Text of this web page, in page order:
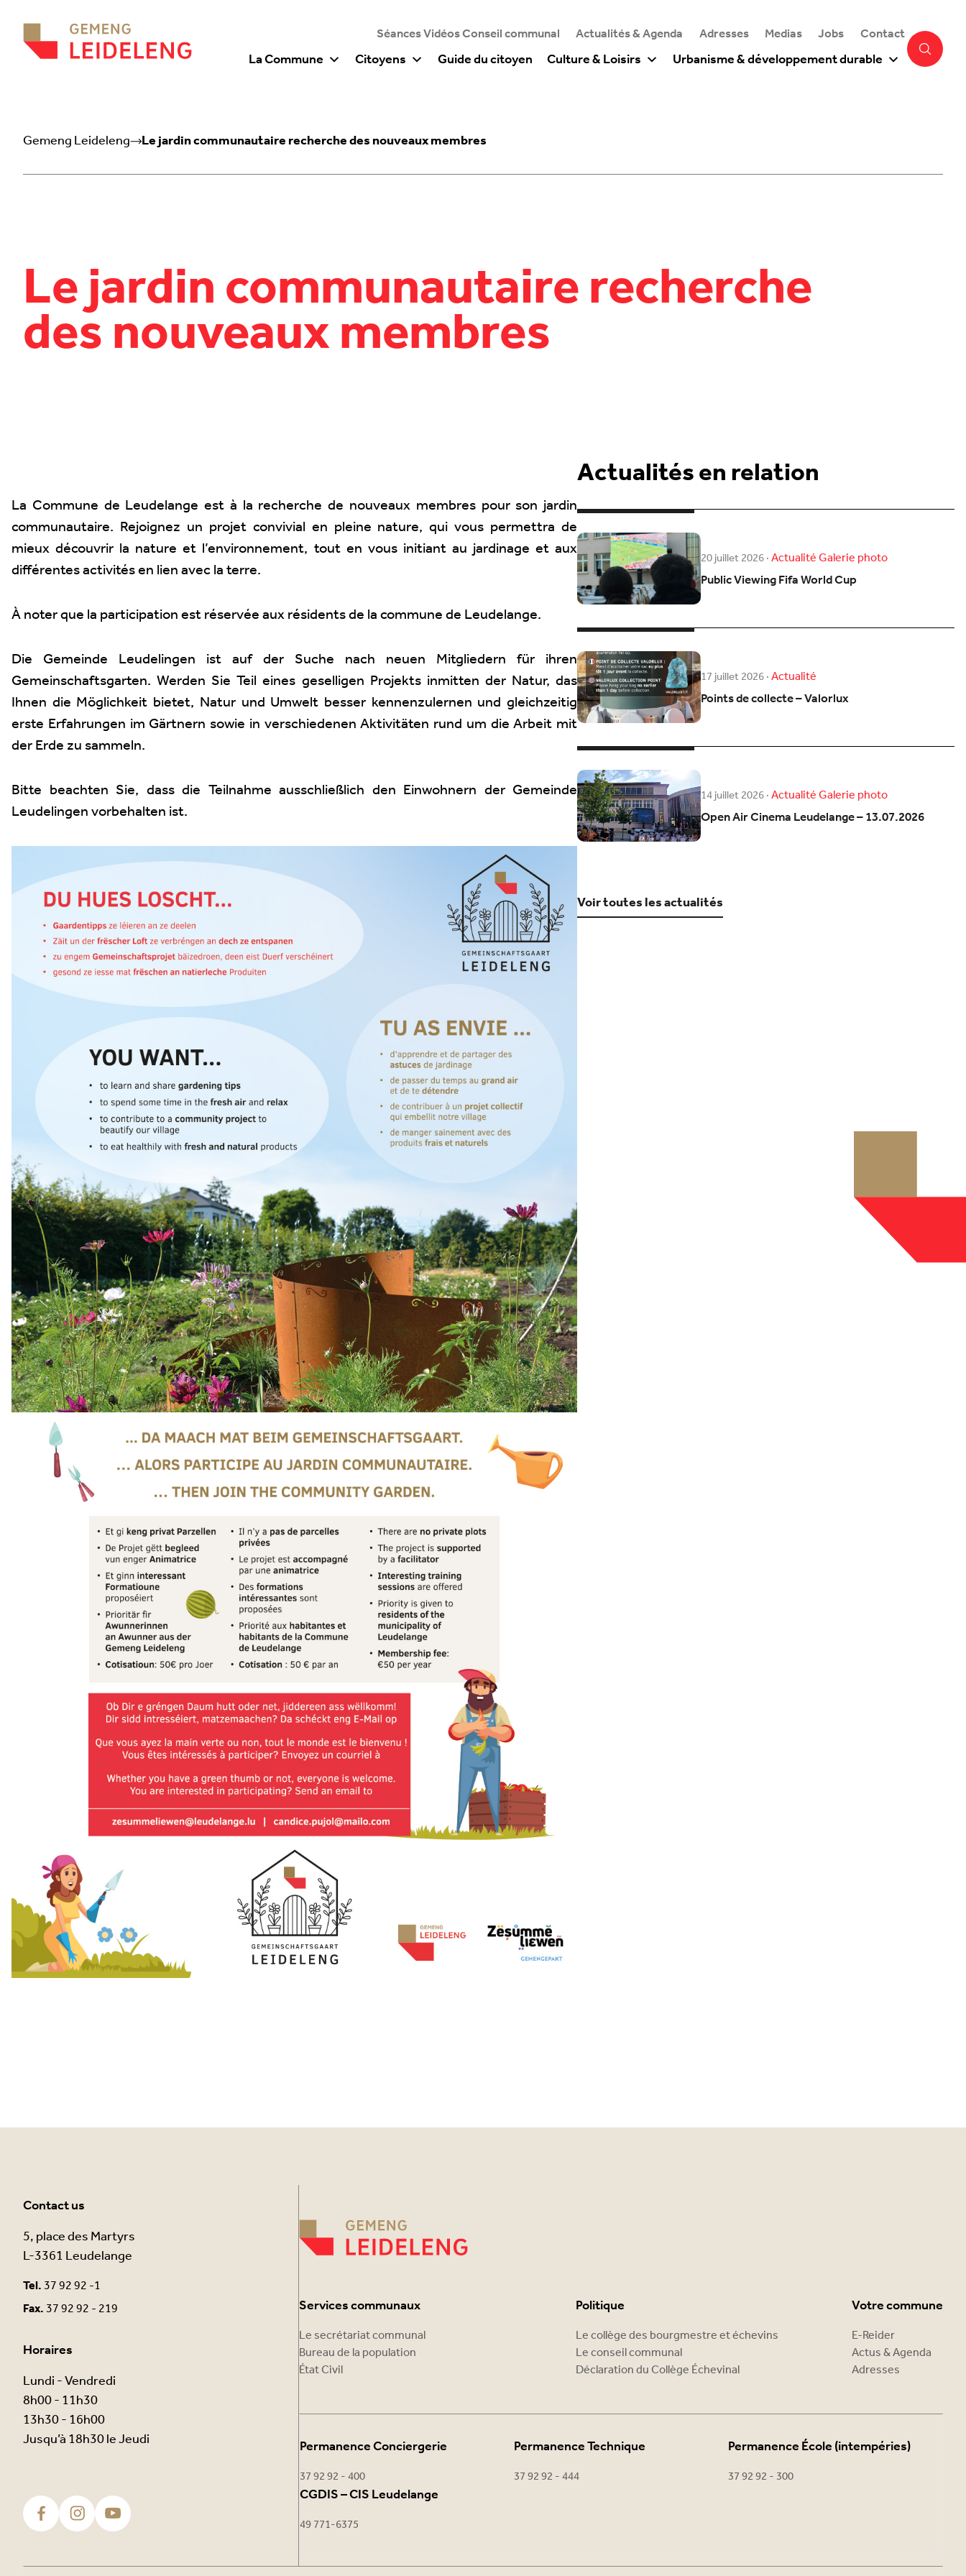
Séances Vidéos Conseil communal Actualités & Agenda Adresses Medias Jobs Contact
La Commune Citoyens Guide du citoyen Culture & Loisirs Urbanisme & développement durable
Gemeng Leideleng Le jardin communautaire recherche des nouveaux membres
Le jardin communautaire recherche
des nouveaux membres
La Commune de Leudelange est à la recherche de nouveaux membres pour son jardin
communautaire. Rejoignez un projet convivial en pleine nature, qui vous permettra de
mieux découvrir la nature et l’environnement, tout en vous initiant au jardinage et aux
différentes activités en lien avec la terre.
À noter que la participation est réservée aux résidents de la commune de Leudelange.
Die Gemeinde Leudelingen ist auf der Suche nach neuen Mitgliedern für ihren
Gemeinschaftsgarten. Werden Sie Teil eines geselligen Projekts inmitten der Natur, das
Ihnen die Möglichkeit bietet, Natur und Umwelt besser kennenzulernen und gleichzeitig
erste Erfahrungen im Gärtnern sowie in verschiedenen Aktivitäten rund um die Arbeit mit
der Erde zu sammeln.
Bitte beachten Sie, dass die Teilnahme ausschließlich den Einwohnern der Gemeinde
Leudelingen vorbehalten ist.
Actualités en relation
20 juillet 2026·ActualitéGalerie photo
Public Viewing Fifa World Cup
17 juillet 2026·Actualité
Points de collecte – Valorlux
14 juillet 2026·ActualitéGalerie photo
Open Air Cinema Leudelange – 13.07.2026
Voir toutes les actualités
Contact us
5, place des Martyrs
L-3361 Leudelange
Tel.37 92 92 -1
Fax.37 92 92 - 219
Horaires
Lundi - Vendredi
8h00 - 11h30
13h30 - 16h00
Jusqu’à 18h30 le Jeudi
Services communaux
Le secrétariat communal
Bureau de la population
État Civil
Politique
Le collège des bourgmestre et échevins
Le conseil communal
Déclaration du Collège Échevinal
Votre commune
E-Reider
Actus & Agenda
Adresses
Permanence Conciergerie
37 92 92 - 400
Permanence Technique
37 92 92 - 444
Permanence École (intempéries)
37 92 92 - 300
CGDIS – CIS Leudelange
49 771-6375